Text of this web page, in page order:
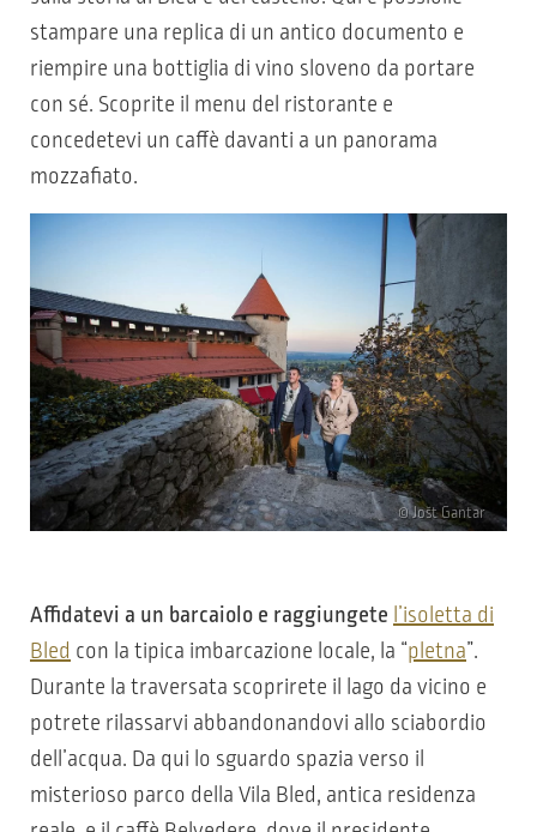
stampare una replica di un antico documento e
riempire una bottiglia di vino sloveno da portare
con sé. Scoprite il menu del ristorante e
concedetevi un caffè davanti a un panorama
mozzafiato.
© Jošt Gantar
Affidatevi a un barcaiolo e raggiungete l’isoletta di
Bled con la tipica imbarcazione locale, la “pletna”.
Durante la traversata scoprirete il lago da vicino e
potrete rilassarvi abbandonandovi allo sciabordio
dell’acqua. Da qui lo sguardo spazia verso il
misterioso parco della Vila Bled, antica residenza